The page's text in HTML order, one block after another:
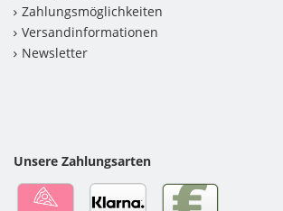
Zahlungsmöglichkeiten
Versandinformationen
Newsletter
Unsere Zahlungsarten